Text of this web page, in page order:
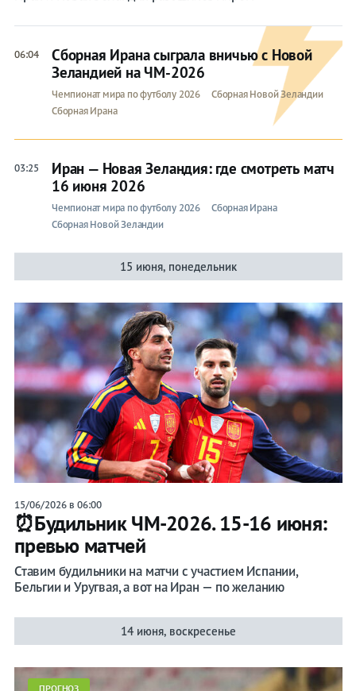
06:04
Сборная Ирана сыграла вничью с Новой
Зеландией на ЧМ-2026
Чемпионат мира по футболу 2026
Сборная Новой Зеландии
Сборная Ирана
03:25
Иран — Новая Зеландия: где смотреть матч
16 июня 2026
Чемпионат мира по футболу 2026
Сборная Ирана
Сборная Новой Зеландии
15 июня, понедельник
15/06/2026 в 06:00
⏰Будильник ЧМ-2026. 15-16 июня:
превью матчей
Ставим будильники на матчи с участием Испании,
Бельгии и Уругвая, а вот на Иран — по желанию
14 июня, воскресенье
ПРОГНОЗ